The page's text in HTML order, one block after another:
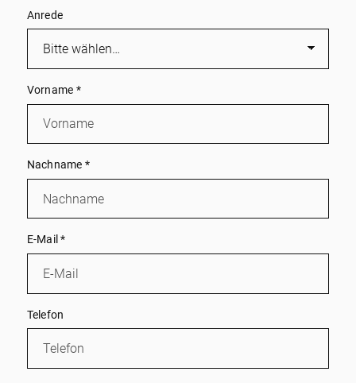
Anrede
Vorname *
Nachname *
E-Mail*
Telefon